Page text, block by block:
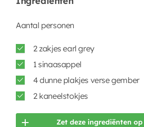
Aantal personen
2 zakjes earl grey
1 sinaasappel
4 dunne plakjes verse gember
2 kaneelstokjes
Zet deze ingrediënten